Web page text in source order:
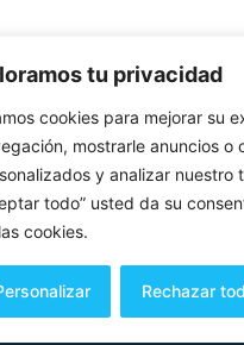
tu privacidad
cookies para mejorar su
mostrarle anuncios o
y analizar nuestro
todo” usted da su
cookies.
Rechazar
AL BOLETÍN